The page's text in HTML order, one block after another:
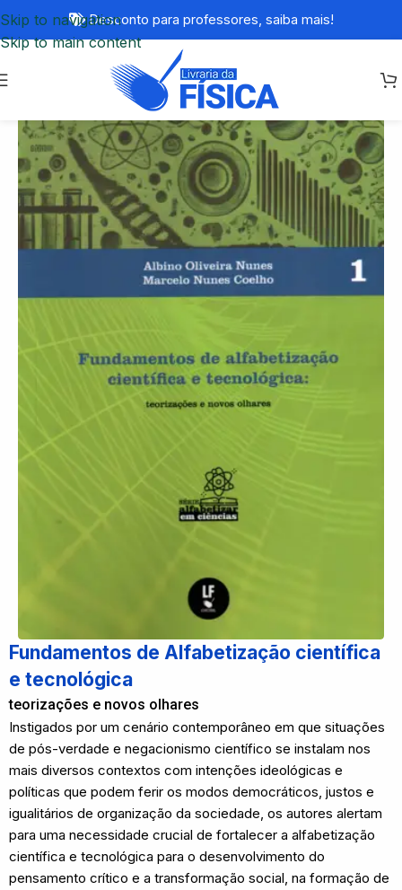
Skip to navigation
Skip to main content
Desconto para professores, saiba mais!
Fundamentos de Alfabetização científica
e tecnológica
teorizações e novos olhares
Instigados por um cenário contemporâneo em que situações
de pós-verdade e negacionismo científico se instalam nos
mais diversos contextos com intenções ideológicas e
políticas que podem ferir os modos democráticos, justos e
igualitários de organização da sociedade, os autores alertam
para uma necessidade crucial de fortalecer a alfabetização
científica e tecnológica para o desenvolvimento do
pensamento crítico e a transformação social, na formação de